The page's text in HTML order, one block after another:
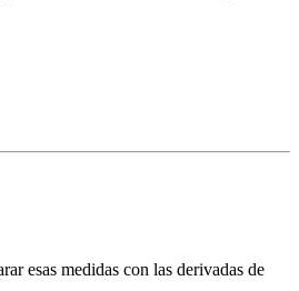
esas medidas con las derivadas de